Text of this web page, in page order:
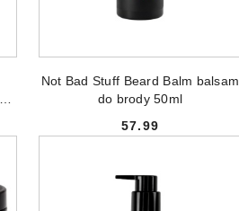
Not Bad Stuff Beard Balm balsam
do brody 50ml
Cena:
57.99